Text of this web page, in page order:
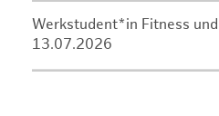
Werkstudent*in Fitness
13.07.2026